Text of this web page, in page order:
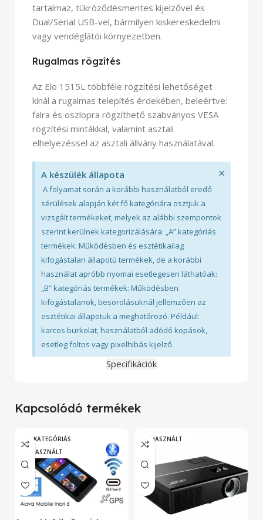
tartalmaz, tükröződésmentes kijelzővel és
Dual/Serial USB-vel, bármilyen kiskereskedelmi
vagy vendéglátói környezetben.
Rugalmas rögzítés
Az Elo 1515L többféle rögzítési lehetőséget
kínál a rugalmas telepítés érdekében, beleértve:
falra és oszlopra rögzíthető szabványos VESA
rögzítési mintákkal, valamint asztali
elhelyezéssel az asztali állvány használatával.
A készülék állapota
A folyamat során a korábbi használatból eredő
sérülések alapján két fő kategóriára osztjuk a
vizsgált termékeket, melyek az alábbi szempontok
szerint kerülnek kategorizálására: „A” kategóriás
termékek: Működésben és esztétikailag
kifogástalan állapotú termékek, de a korábbi
használat apróbb nyomai esetlegesen láthatóak:
„B” kategóriás termékek: Működésben
kifogástalanok, besorolásuknál jellemzően az
esztétikai állapotuk a meghatározó. Például:
karcos burkolat, használatból adódó kopások,
esetleg foltos vagy pixelhibás kijelző.
×
Specifikációk
Kapcsolódó termékek
„A” KATEGÓRIÁS
HASZNÁLT
HASZNÁLT